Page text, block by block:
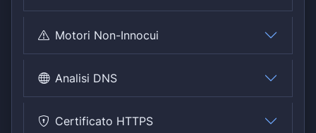
Motori Non-Innocui
Analisi DNS
Certificato HTTPS